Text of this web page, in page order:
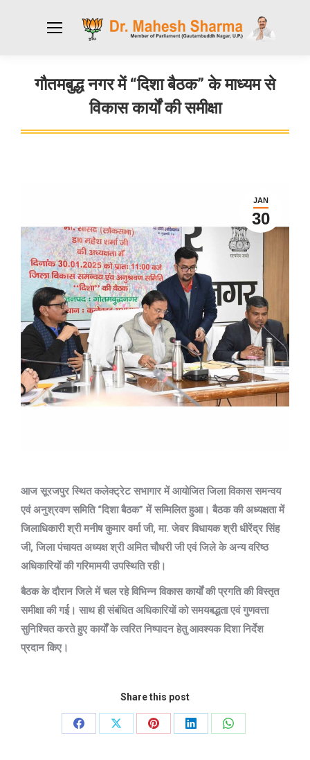
गौतमबुद्ध नगर में “दिशा बैठक” के माध्यम से
विकास कार्यों की समीक्षा
You are here:
JAN
30
आज सूरजपुर स्थित कलेक्ट्रेट सभागार में आयोजित जिला विकास समन्वय
एवं अनुश्रवण समिति “दिशा बैठक” में सम्मिलित हुआ। बैठक की अध्यक्षता में
जिलाधिकारी श्री मनीष कुमार वर्मा जी, मा. जेवर विधायक श्री धीरेंद्र सिंह
जी, जिला पंचायत अध्यक्ष श्री अमित चौधरी जी एवं जिले के अन्य वरिष्ठ
अधिकारियों की गरिमामयी उपस्थिति रही।
बैठक के दौरान जिले में चल रहे विभिन्न विकास कार्यों की प्रगति की विस्तृत
समीक्षा की गई। साथ ही संबंधित अधिकारियों को समयबद्धता एवं गुणवत्ता
सुनिश्चित करते हुए कार्यों के त्वरित निष्पादन हेतु आवश्यक दिशा निर्देश
प्रदान किए।
Share this post
Share
Share
Share
Share
Share